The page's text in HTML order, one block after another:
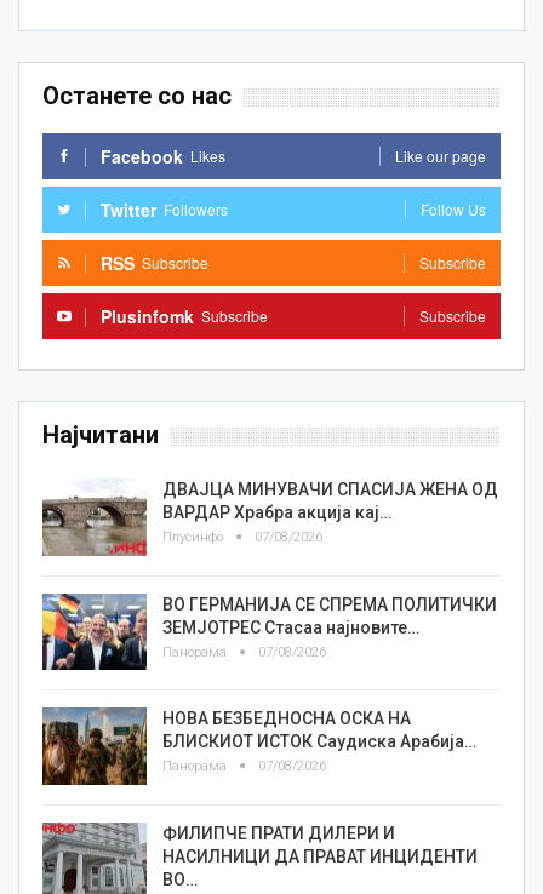
Останете со нас
Facebook Likes Like our page
Twitter Followers Follow Us
RSS Subscribe Subscribe
Plusinfomk Subscribe Subscribe
Најчитани
ДВАЈЦА МИНУВАЧИ СПАСИЈА ЖЕНА ОД
ВАРДАР Храбра акција кај…
Плусинфо 07/08/2026
ВО ГЕРМАНИЈА СЕ СПРЕМА ПОЛИТИЧКИ
ЗЕМЈОТРЕС Стасаа најновите…
Панорама 07/08/2026
НОВА БЕЗБЕДНОСНА ОСКА НА
БЛИСКИОТ ИСТОК Саудиска Арабија…
Панорама 07/08/2026
ФИЛИПЧЕ ПРАТИ ДИЛЕРИ И
НАСИЛНИЦИ ДА ПРАВАТ ИНЦИДЕНТИ
ВО…